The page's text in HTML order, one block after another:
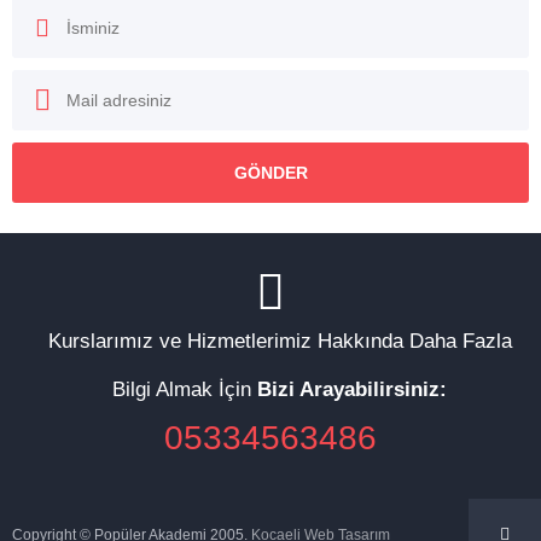
Kurslarımız ve Hizmetlerimiz Hakkında Daha Fazla
Bilgi Almak İçin Bizi Arayabilirsiniz:
05334563486
Copyright © Popüler Akademi 2005. Kocaeli Web Tasarım